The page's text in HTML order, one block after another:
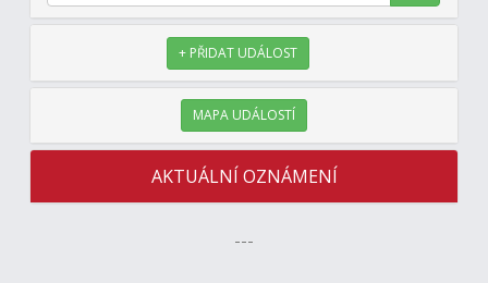
+ PŘIDAT UDÁLOST
MAPA UDÁLOSTÍ
AKTUÁLNÍ OZNÁMENÍ
---